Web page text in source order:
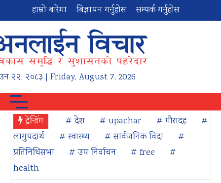
हाम्रो बारेमा बिज्ञापन गर्नुहोस सम्पर्क गर्नुहोस
२२, २०८३ | Friday, August 7, 2026
ट्रेन्डिंग # देश # upachar # गौरादह
#
लागुपदार्थ
# स्वास्थ्य # सार्वजनिक विदा
#
प्रतिनिधिसभा
# उप निर्वाचन # free
#
health